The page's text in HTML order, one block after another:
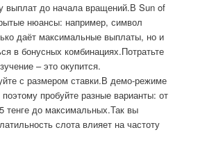
выплат до начала вращений.В Sun of
нюансы: например, символ
даёт максимальные выплаты, но и
в бонусных комбинациях.Потратьте
– это окупится.
с размером ставки.В демо-режиме
пробуйте разные варианты: от
тенге до максимальных.Так вы
слота влияет на частоту